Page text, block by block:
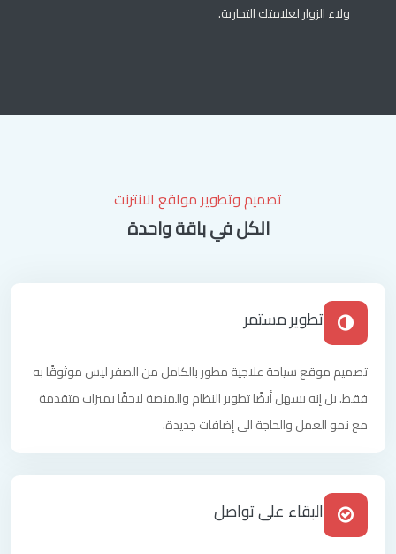
ولاء الزوار لعلامتك التجارية.
تصميم وتطوير مواقع الانترنت
الكل في باقة واحدة
تطوير مستمر
تصميم موقع سياحة علاجية مطور بالكامل من الصفر ليس موثوقًا به
فقط. بل إنه يسهل أيضًا تطوير النظام والمنصة لاحقًا بميزات متقدمة
مع نمو العمل والحاجة الى إضافات جديدة.
البقاء على تواصل